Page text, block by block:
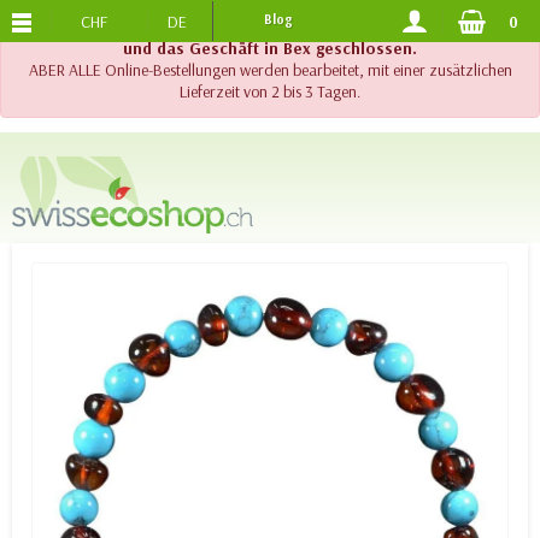
!! Wichtig !! Bis am 20. August 2026 sind der Telefonsupport
und das Geschäft in Bex geschlossen.
ABER ALLE Online-Bestellungen werden bearbeitet, mit einer zusätzlichen
Lieferzeit von 2 bis 3 Tagen.
KOSTENLOSER VERSAND AB 120.-
CHF DE Blog 0